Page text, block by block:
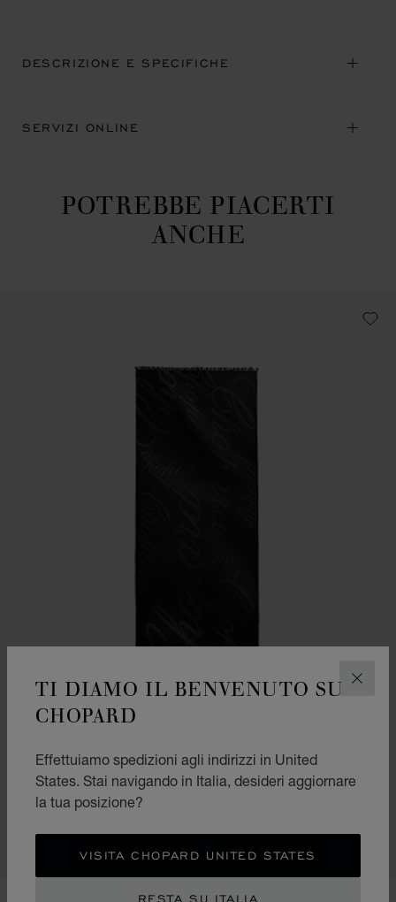
TI DIAMO IL BENVENUTO SU
CHOPARD
Effettuiamo spedizioni agli indirizzi in United
States. Stai navigando in Italia, desideri aggiornare
la tua posizione?
VISITA CHOPARD UNITED STATES
RESTA SU ITALIA
DESCRIZIONE E SPECIFICHE
SERVIZI ONLINE
POTREBBE PIACERTI
ANCHE
VAI ALLA SLIDE 1
VAI ALLA SLIDE 2
STOLA CHOPARD LOGOMANIA
NERO - 70 X 180 CM
ACQUISTA